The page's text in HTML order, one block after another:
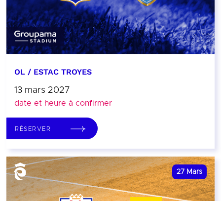
OL / ESTAC TROYES
13 mars 2027
date et heure à confirmer
RÉSERVER
27 Mars